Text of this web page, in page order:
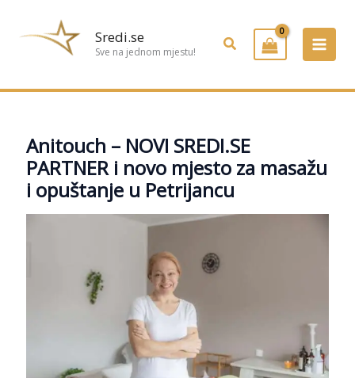
Sredi.se
Sve na jednom mjestu! Pretraživanje
Anitouch – NOVI SREDI.SE
PARTNER i novo mjesto za masažu
i opuštanje u Petrijancu